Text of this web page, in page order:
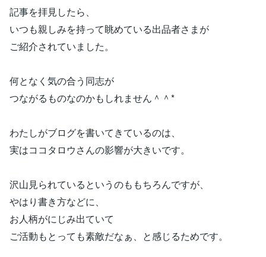
記事を拝見したら、
いつも親しみを持って眺めている出品者さまが
ご紹介されていました。
何となく気の合う同志が
つながるものなのかもしれません＾＾*
わたしがブログを書いてきているのは、
実はココタロウさんの影響が大きいです。
沢山見られているというのももちろんですが、
やはり書き方などに、
お人柄がにじみ出ていて
ご活動もとっても素敵だなぁ、と感じるためです。